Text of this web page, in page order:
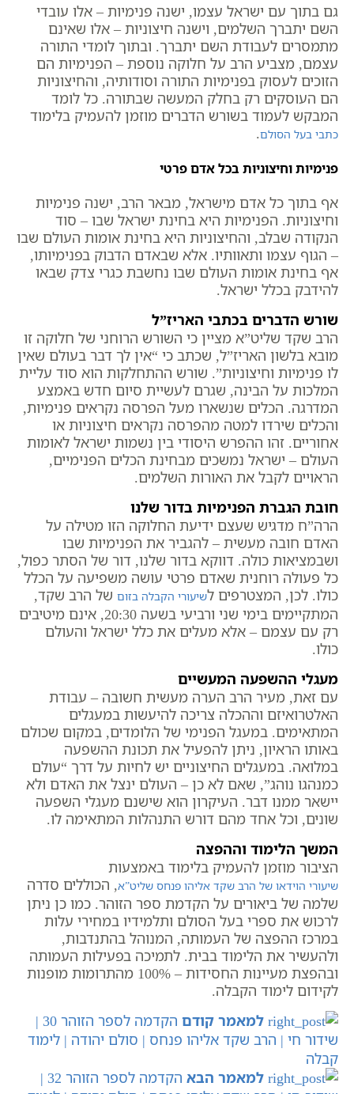
גם בתוך עם ישראל עצמו, ישנה פנימיות – אלו עובדי
השם יתברך השלמים, וישנה חיצוניות – אלו שאינם
מתמסרים לעבודת השם יתברך. ובתוך לומדי התורה
עצמם, מצביע הרב על חלוקה נוספת – הפנימיות הם
הזוכים לעסוק בפנימיות התורה וסודותיה, והחיצוניות
הם העוסקים רק בחלק המעשה שבתורה. כל לומד
המבקש לעמוד בשורש הדברים מוזמן להעמיק בלימוד
כתבי בעל הסולם.
פנימיות וחיצוניות בכל אדם פרטי
אף בתוך כל אדם מישראל, מבאר הרב, ישנה פנימיות
וחיצוניות. הפנימיות היא בחינת ישראל שבו – סוד
הנקודה שבלב, והחיצוניות היא בחינת אומות העולם שבו
– הגוף עצמו ותאוותיו. אלא שבאדם הדבוק בפנימיותו,
אף בחינת אומות העולם שבו נחשבת כגרי צדק שבאו
להידבק בכלל ישראל.
שורש הדברים בכתבי האריז”ל
הרב שקד שליט”א מציין כי השורש הרוחני של חלוקה זו
מובא בלשון האריז”ל, שכתב כי “אין לך דבר בעולם שאין
לו פנימיות וחיצוניות”. שורש ההתחלקות הוא סוד עליית
המלכות על הבינה, שגרם לעשיית סיום חדש באמצע
המדרגה. הכלים שנשארו מעל הפרסה נקראים פנימיות,
והכלים שירדו למטה מהפרסה נקראים חיצוניות או
אחוריים. זהו ההפרש היסודי בין נשמות ישראל לאומות
העולם – ישראל נמשכים מבחינת הכלים הפנימיים,
הראויים לקבל את האורות השלמים.
חובת הגברת הפנימיות בדור שלנו
הרה”ח מדגיש שעצם ידיעת החלוקה הזו מטילה על
האדם חובה מעשית – להגביר את הפנימיות שבו
ושבמציאות כולה. דווקא בדור שלנו, דור של הסתר כפול,
כל פעולה רוחנית שאדם פרטי עושה משפיעה על הכלל
כולו. לכן, המצטרפים לשיעורי הקבלה בזום של הרב שקד,
המתקיימים בימי שני ורביעי בשעה 20:30, אינם מיטיבים
רק עם עצמם – אלא מעלים את כלל ישראל והעולם
כולו.
מעגלי ההשפעה המעשיים
עם זאת, מעיר הרב הערה מעשית חשובה – עבודת
האלטרואיזם וההכלה צריכה להיעשות במעגלים
המתאימים. במעגל הפנימי של הלומדים, במקום שכולם
באותו הראיון, ניתן להפעיל את תכונת ההשפעה
במלואה. במעגלים החיצוניים יש לחיות על דרך “עולם
כמנהגו נוהג”, שאם לא כן – העולם ינצל את האדם ולא
יישאר ממנו דבר. העיקרון הוא שישנם מעגלי השפעה
שונים, וכל אחד מהם דורש התנהלות המתאימה לו.
המשך הלימוד וההפצה
הציבור מוזמן להעמיק בלימוד באמצעות
שיעורי הוידאו של הרב שקד אליהו פנחס שליט”א, הכוללים סדרה
שלמה של ביאורים על הקדמת ספר הזוהר. כמו כן ניתן
לרכוש את ספרי בעל הסולם ותלמידיו במחירי עלות
במרכז ההפצה של העמותה, המנוהל בהתנדבות,
ולהעשיר את הלימוד בבית. לתמיכה בפעילות העמותה
ובהפצת מעיינות החסידות – 100% מהתרומות מופנות
לקידום לימוד הקבלה.
למאמר קודם
הקדמה לספר הזוהר 30 |
שידור חי | הרב שקד אליהו פנחס | סולם יהודה | לימוד
קבלה
למאמר הבא
הקדמה לספר הזוהר 32 |